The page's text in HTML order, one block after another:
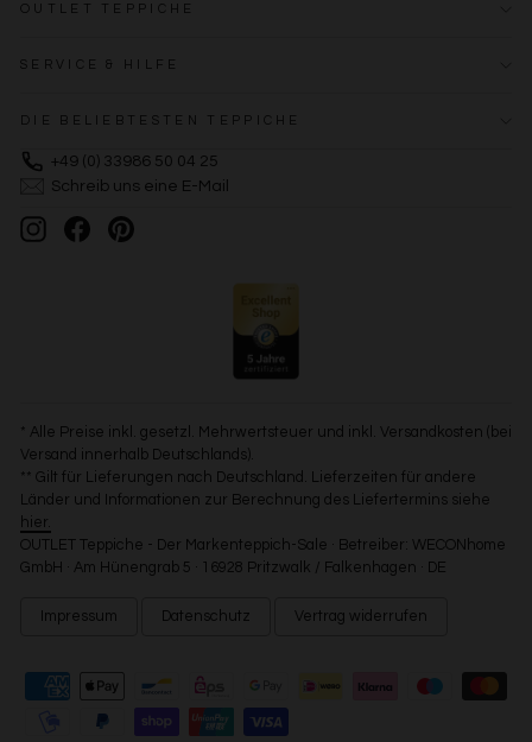
OUTLET TEPPICHE
SERVICE & HILFE
DIE BELIEBTESTEN TEPPICHE
+49 (0) 33986 50 04 25
Schreib uns eine E-Mail
InstagramFacebookPinterest
* Alle Preise inkl. gesetzl. Mehrwertsteuer und inkl. Versandkosten (bei
Versand innerhalb Deutschlands).
** Gilt für Lieferungen nach Deutschland. Lieferzeiten für andere
Länder und Informationen zur Berechnung des Liefertermins siehe
hier.
OUTLET Teppiche - Der Markenteppich-Sale · Betreiber: WECONhome
GmbH · Am Hünengrab 5 · 16928 Pritzwalk / Falkenhagen · DE
Impressum Datenschutz Vertrag widerrufen